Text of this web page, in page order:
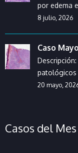
por edema
8 julio, 2026
Caso
patológicos
20 mayo,
Casos del Mes